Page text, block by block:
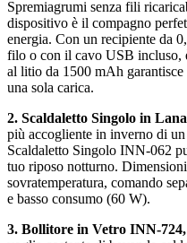
Spremiagrumi senza fili
dispositivo è il compagno
energia. Con un recipiente da
filo o con il cavo USB incluso,
al litio da 1500 mAh
una sola carica.
2. Scaldaletto Singolo in
più accogliente in inverno di
Scaldaletto Singolo INN-062
tuo riposo notturno.
sovratemperatura, comando
e basso consumo (60 W).
3. Bollitore in Vetro INN-